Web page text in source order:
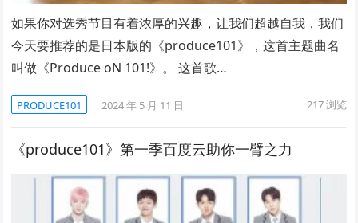
如果你对选秀节目有着浓厚的兴趣，让我们超越自我，我们
今天要推荐的是日本版的《produce101》，这首主题曲名
叫做《Produce oN 101!》。 这首歌…
PRODUCE101 2024 年 5 月 11 日 217浏览
《produce101》第一季百度云助你一臂之力